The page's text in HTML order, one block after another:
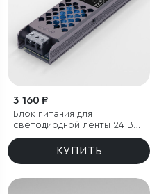
3 160 ₽
Блок питания для
светодиодной ленты 24 В
150W
КУПИТЬ